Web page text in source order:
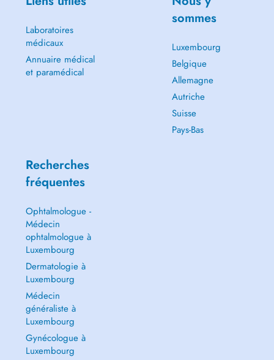
Laboratoires
médicaux
Annuaire médical
et paramédical
sommes
Luxembourg
Belgique
Allemagne
Autriche
Suisse
Pays-Bas
Recherches
fréquentes
Ophtalmologue -
Médecin
ophtalmologue à
Luxembourg
Dermatologie à
Luxembourg
Médecin
généraliste à
Luxembourg
Gynécologue à
Luxembourg